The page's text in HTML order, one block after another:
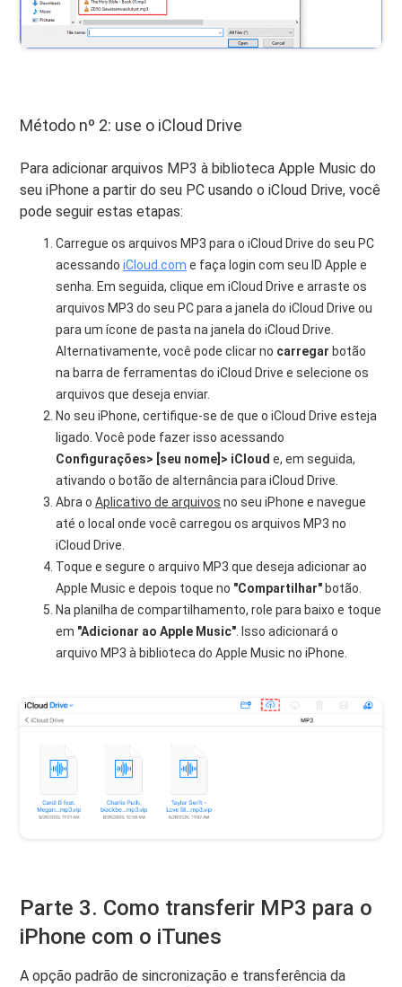
Método nº 2: use o iCloud Drive
Para adicionar arquivos MP3 à biblioteca Apple Music do
seu iPhone a partir do seu PC usando o iCloud Drive, você
pode seguir estas etapas:
Carregue os arquivos MP3 para o iCloud Drive do seu PC
acessandoiCloud.com e faça login com seu ID Apple e
senha. Em seguida, clique em iCloud Drive e arraste os
arquivos MP3 do seu PC para a janela do iCloud Drive ou
para um ícone de pasta na janela do iCloud Drive.
Alternativamente, você pode clicar no carregar botão
na barra de ferramentas do iCloud Drive e selecione os
arquivos que deseja enviar.
No seu iPhone, certifique-se de que o iCloud Drive esteja
ligado. Você pode fazer isso acessando
Configurações> [seu nome]> iCloud e, em seguida,
ativando o botão de alternância para iCloud Drive.
Abra oAplicativo de arquivos no seu iPhone e navegue
até o local onde você carregou os arquivos MP3 no
iCloud Drive.
Toque e segure o arquivo MP3 que deseja adicionar ao
Apple Music e depois toque no "Compartilhar" botão.
Na planilha de compartilhamento, role para baixo e toque
em "Adicionar ao Apple Music". Isso adicionará o
arquivo MP3 à biblioteca do Apple Music no iPhone.
Parte 3. Como transferir MP3 para o
iPhone com o iTunes
A opção padrão de sincronização e transferência da